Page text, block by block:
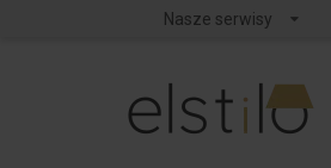
Nasze serwisy